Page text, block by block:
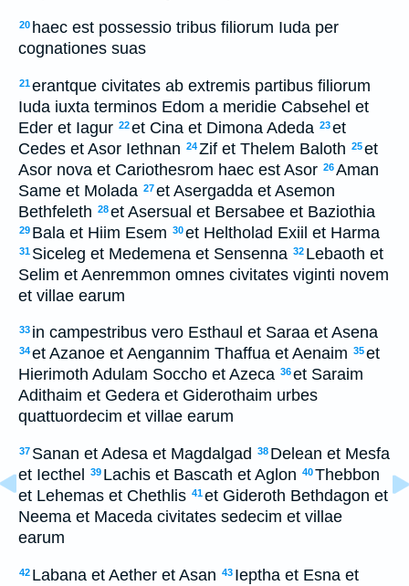
20 haec est possessio tribus filiorum Iuda per
cognationes suas
21erantque civitates ab extremis partibus filiorum
Iuda iuxta terminos Edom a meridie Cabsehel et
Eder et Iagur 22et Cina et Dimona Adeda 23et
Cedes et Asor Iethnan 24Zif et Thelem Baloth 25et
Asor nova et Cariothesrom haec est Asor 26Aman
Same et Molada 27et Asergadda et Asemon
Bethfeleth 28et Asersual et Bersabee et Baziothia
29 Bala et Hiim Esem 30et Heltholad Exiil et Harma
31 Siceleg et Medemena et Sensenna 32 Lebaoth et
Selim et Aenremmon omnes civitates viginti novem
et villae earum
33 in campestribus vero Esthaul et Saraa et Asena
34et Azanoe et Aengannim Thaffua et Aenaim 35et
Hierimoth Adulam Soccho et Azeca 36et Saraim
Adithaim et Gedera et Giderothaim urbes
quattuordecim et villae earum
37 Sanan et Adesa et Magdalgad 38 Delean et Mesfa
et Iecthel 39 Lachis et Bascath et Aglon 40Thebbon
et Lehemas et Chethlis 41et Gideroth Bethdagon et
Neema et Maceda civitates sedecim et villae
earum
42 Labana et Aether et Asan 43 Ieptha et Esna et